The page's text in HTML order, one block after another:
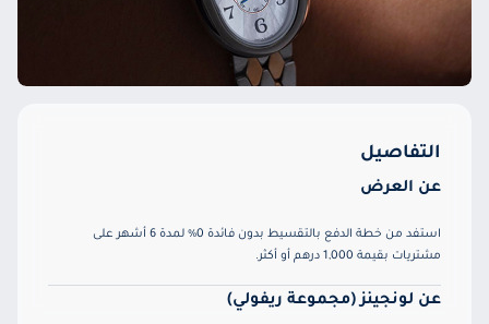
التفاصيل
عن العرض
استفد من خطة الدفع بالتقسيط بدون فائدة 0% لمدة 6 أشهر على
مشتريات بقيمة 1,000 درهم أو أكثر.
عن لونجينز (مجموعة ريفولي)